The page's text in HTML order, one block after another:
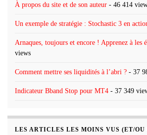
À propos du site et de son auteur - 46 414
Un exemple de stratégie : Stochastic 3 en
Arnaques, toujours et encore ! Apprenez à les
views
Comment mettre ses liquidités à l’abri ? - 37
Indicateur Bband Stop pour MT4 - 37 349
LES ARTICLES LES MOINS VUS (ET/OU